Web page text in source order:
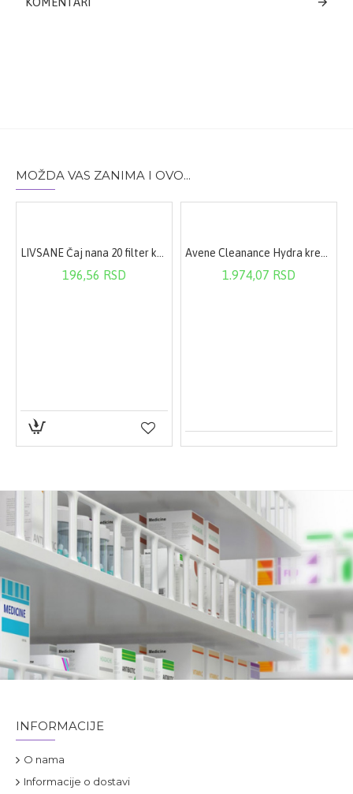
MOŽDA VAS ZANIMA I OVO...
196,56 RSD 1.974,07 RSD
INFORMACIJE
O nama
Informacije o dostavi